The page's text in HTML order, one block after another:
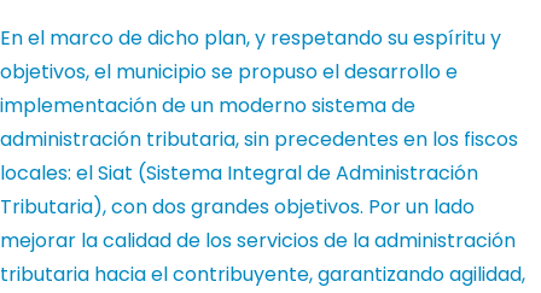
En el marco de dicho plan, y respetando su espíritu y
objetivos, el municipio se propuso el desarrollo e
implementación de un moderno sistema de
administración tributaria, sin precedentes en los fiscos
locales: el Siat (Sistema Integral de Administración
Tributaria), con dos grandes objetivos. Por un lado
mejorar la calidad de los servicios de la administración
tributaria hacia el contribuyente, garantizando agilidad,